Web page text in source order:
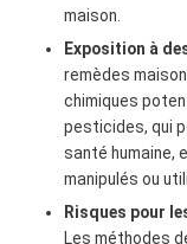
maison.
Exposition à
remèdes
chimiques
pesticides, qui
santé humaine,
manipulés ou
Risques pour
Les méthodes